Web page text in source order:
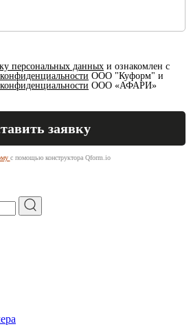
персональных данных и ознакомлен с
ООО "Куформ" и
ООО «АФАРИ»
с помощью конструктора Qform.io